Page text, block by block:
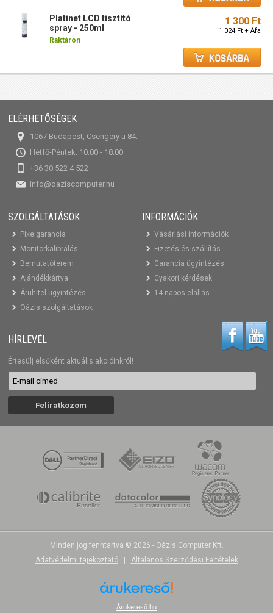
Platinet LCD tisztító
spray - 250ml
Raktáron
1 300 Ft
1 024 Ft + Áfa
ELÉRHETŐSÉGEK
1067 Budapest, Csengery u 84.
Hétfő-Péntek: 10:00 - 18:00
+36 30 522 4 522
info@oaziscomputer.hu
SZOLGÁLTATÁSOK
Pixelgarancia
Monitorkalibrálás
Bemutatóterem
Ajándékkártya
Áruhitel ügyintézés
Oázis szolgáltatások
INFORMÁCIÓK
Vásárlási információk
Fizetés és szállítás
Garancia ügyintézés
Gyakori kérdések
14 napos elállás
HÍRLEVÉL
Értesülj elsőként aktuális akcióinkról!
Minden jog fenntartva © 2026 - Oázis Computer Kft.
Adatvédelmi tájékoztató
Általános Szerződési Feltételek
Árukereső.hu